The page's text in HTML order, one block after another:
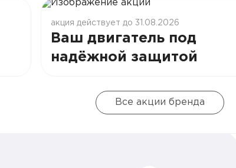
акция действует до 31.08.2026
Ваш двигатель под
надёжной защитой
Все акции бренда